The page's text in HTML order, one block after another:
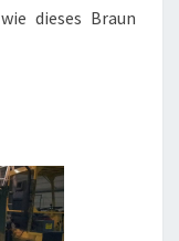
dieses Braun